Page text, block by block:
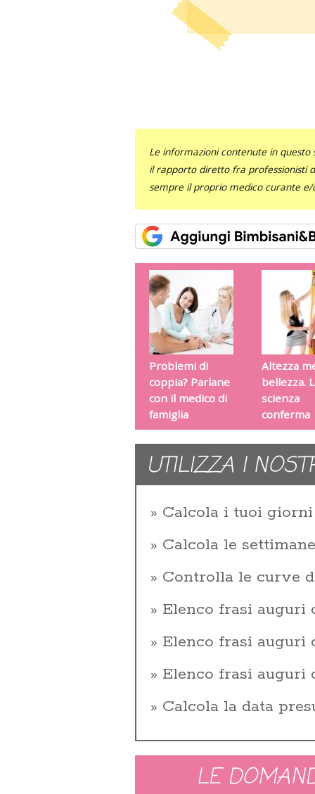
Le informazioni contenute in
il rapporto diretto fra professionisti
sempre il proprio medico curante e/
Problemi di
coppia? Parlane
con il medico di
famiglia
Altezza
bellezza.
scienza
conferma
UTILIZZA I
Calcola i tuoi
Calcola le
Controlla le curve
Elenco frasi auguri
Elenco frasi auguri
Elenco frasi auguri
Calcola la data
LE